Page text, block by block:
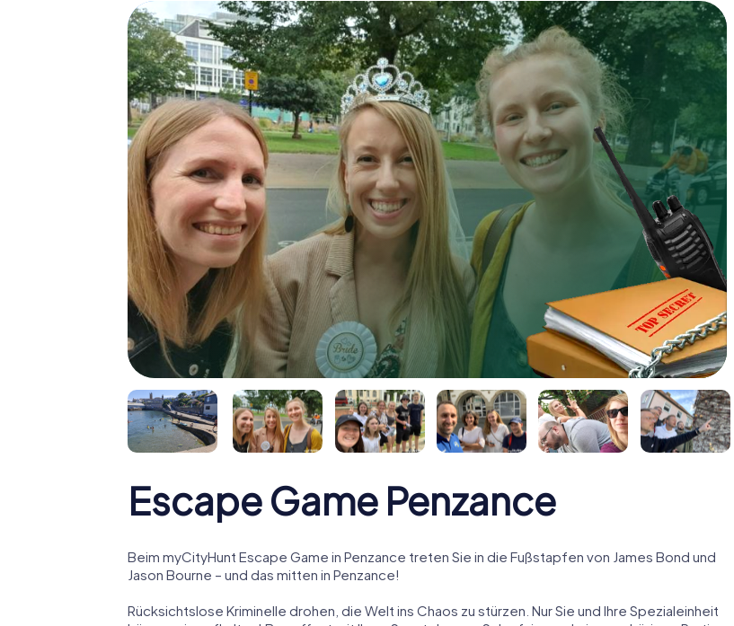
Escape Game Penzance
Beim myCityHunt Escape Game in Penzance treten Sie in die Fußstapfen von James Bond und
Jason Bourne – und das mitten in Penzance!
Rücksichtslose Kriminelle drohen, die Welt ins Chaos zu stürzen. Nur Sie und Ihre Spezialeinheit